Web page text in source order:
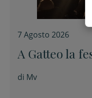
7 Agosto 2026
A Gatteo la
di Mv